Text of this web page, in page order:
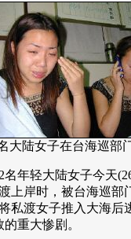
大陆女子在台海巡部
年轻大陆女子今天
上岸时，被台海巡部
私渡女子推入大海后
重大惨剧。